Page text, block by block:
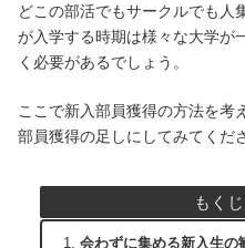
どこの部活でもサークルでも人
が入学する時期は様々な大学が
く必要があるでしょう。
ここで新入部員獲得の方法を考
部員獲得の足しにしてみてくだ
もくじ
会わずに集める新入生の